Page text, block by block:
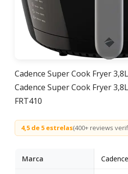
Cadence Super Cook Fryer
Cadence Super Cook Fryer
FRT410
4,5 de 5 estrelas(400+ reviews
Marca Cadence